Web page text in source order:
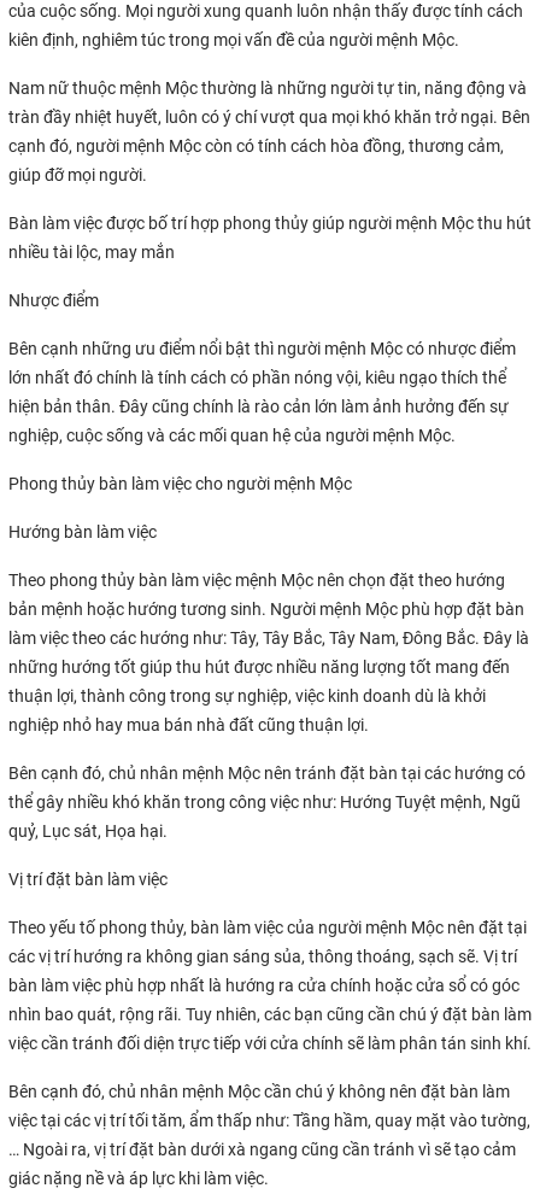
của cuộc sống. Mọi người xung quanh luôn nhận thấy được tính cách
kiên định, nghiêm túc trong mọi vấn đề của người mệnh Mộc.
Nam nữ thuộc mệnh Mộc thường là những người tự tin, năng động và
tràn đầy nhiệt huyết, luôn có ý chí vượt qua mọi khó khăn trở ngại. Bên
cạnh đó, người mệnh Mộc còn có tính cách hòa đồng, thương cảm,
giúp đỡ mọi người.
Bàn làm việc được bố trí hợp phong thủy giúp người mệnh Mộc thu hút
nhiều tài lộc, may mắn
Nhược điểm
Bên cạnh những ưu điểm nổi bật thì người mệnh Mộc có nhược điểm
lớn nhất đó chính là tính cách có phần nóng vội, kiêu ngạo thích thể
hiện bản thân. Đây cũng chính là rào cản lớn làm ảnh hưởng đến sự
nghiệp, cuộc sống và các mối quan hệ của người mệnh Mộc.
Phong thủy bàn làm việc cho người mệnh Mộc
Hướng bàn làm việc
Theo phong thủy bàn làm việc mệnh Mộc nên chọn đặt theo hướng
bản mệnh hoặc hướng tương sinh. Người mệnh Mộc phù hợp đặt bàn
làm việc theo các hướng như: Tây, Tây Bắc, Tây Nam, Đông Bắc. Đây là
những hướng tốt giúp thu hút được nhiều năng lượng tốt mang đến
thuận lợi, thành công trong sự nghiệp, việc kinh doanh dù là khởi
nghiệp nhỏ hay mua bán nhà đất cũng thuận lợi.
Bên cạnh đó, chủ nhân mệnh Mộc nên tránh đặt bàn tại các hướng có
thể gây nhiều khó khăn trong công việc như: Hướng Tuyệt mệnh, Ngũ
quỷ, Lục sát, Họa hại.
Vị trí đặt bàn làm việc
Theo yếu tố phong thủy, bàn làm việc của người mệnh Mộc nên đặt tại
các vị trí hướng ra không gian sáng sủa, thông thoáng, sạch sẽ. Vị trí
bàn làm việc phù hợp nhất là hướng ra cửa chính hoặc cửa sổ có góc
nhìn bao quát, rộng rãi. Tuy nhiên, các bạn cũng cần chú ý đặt bàn làm
việc cần tránh đối diện trực tiếp với cửa chính sẽ làm phân tán sinh khí.
Bên cạnh đó, chủ nhân mệnh Mộc cần chú ý không nên đặt bàn làm
việc tại các vị trí tối tăm, ẩm thấp như: Tầng hầm, quay mặt vào tường,
… Ngoài ra, vị trí đặt bàn dưới xà ngang cũng cần tránh vì sẽ tạo cảm
giác nặng nề và áp lực khi làm việc.